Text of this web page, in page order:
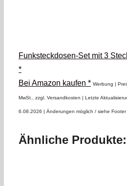
Funksteckdosen-Set mit 3
*
Bei Amazon kaufen * Werbung |
MwSt., zzgl. Versandkosten | Letzte
6.08.2026 | Änderungen möglich / siehe Footer
Ähnliche Produkte: